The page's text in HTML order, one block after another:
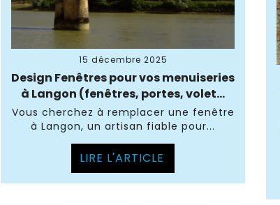
15 décembre 2025
Design Fenêtres pour vos menuiseries
à Langon (fenêtres, portes, volet...
Vous cherchez à remplacer une fenêtre
à Langon, un artisan fiable pour...
LIRE L'ARTICLE